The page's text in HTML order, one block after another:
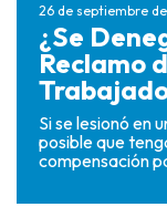
26 de septiembre
¿Se
Reclamo
Si se lesionó en
posible que
compensación